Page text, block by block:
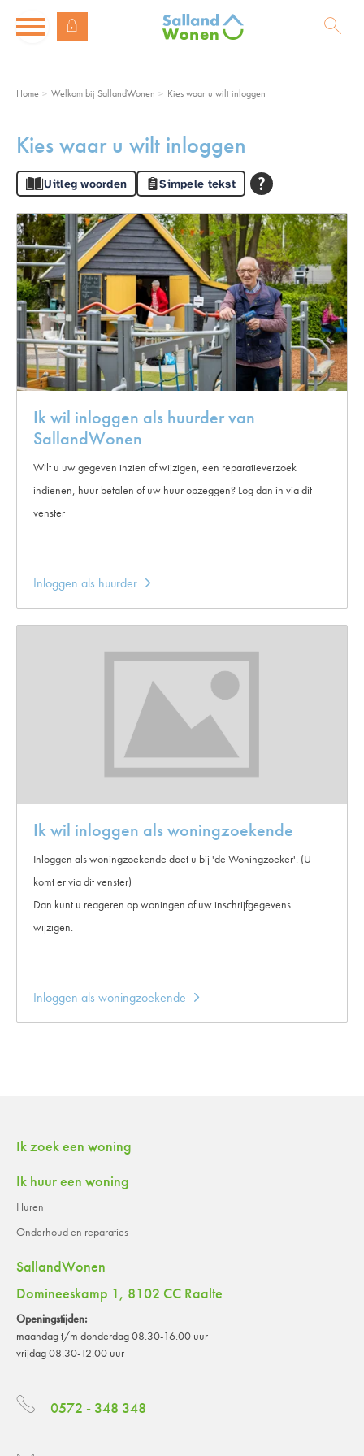
Naar de homepage
Ga naar Hoofd
Home Welkom bij SallandWonen Kies waar u wilt inloggen
Kies waar u wilt inloggen
Uitleg woorden Simpele tekst
Ik wil inloggen als huurder van
SallandWonen
Wilt u uw gegeven inzien of wijzigen, een reparatieverzoek
indienen, huur betalen of uw huur opzeggen? Log dan in via dit
venster
Inloggen als huurder
Ik wil inloggen als woningzoekende
Inloggen als woningzoekende doet u bij 'de Woningzoeker'. (U
komt er via dit venster)
Dan kunt u reageren op woningen of uw inschrijfgegevens
wijzigen.
Inloggen als woningzoekende
Contactinformatie
Ik zoek een woning
Ik huur een woning
Huren
Onderhoud en reparaties
SallandWonen
Domineeskamp 1, 8102 CC Raalte
Openingstijden:
maandag t/m donderdag 08.30-16.00 uur
vrijdag 08.30-12.00 uur
0572 - 348 348